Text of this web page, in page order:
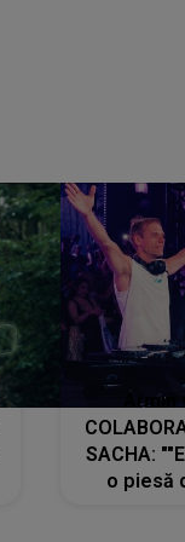
SACHA:
o piesă